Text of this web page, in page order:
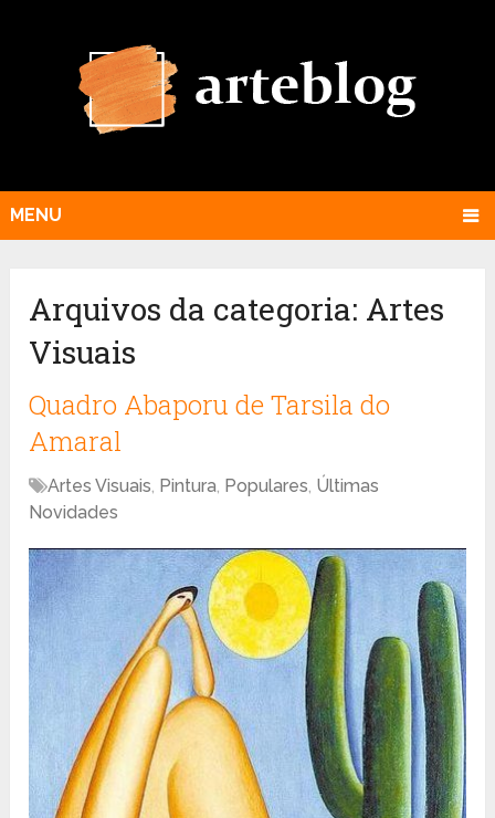
MENU
Arquivos da categoria: Artes
Visuais
Quadro Abaporu de Tarsila do
Amaral
Artes Visuais, Pintura, Populares, Últimas
Novidades